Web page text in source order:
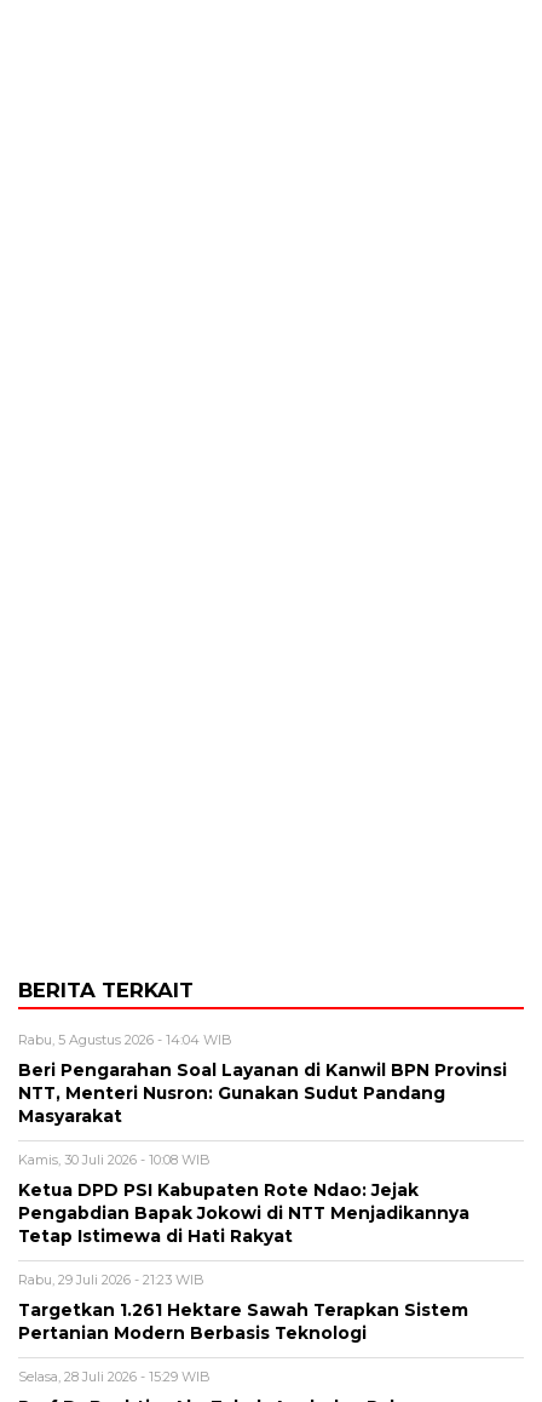
BERITA TERKAIT
Rabu, 5 Agustus 2026 - 14:04 WIB
Beri Pengarahan Soal Layanan di Kanwil BPN Provinsi
NTT, Menteri Nusron: Gunakan Sudut Pandang
Masyarakat
Kamis, 30 Juli 2026 - 10:08 WIB
Ketua DPD PSI Kabupaten Rote Ndao: Jejak
Pengabdian Bapak Jokowi di NTT Menjadikannya
Tetap Istimewa di Hati Rakyat
Rabu, 29 Juli 2026 - 21:23 WIB
Targetkan 1.261 Hektare Sawah Terapkan Sistem
Pertanian Modern Berbasis Teknologi
Selasa, 28 Juli 2026 - 15:29 WIB